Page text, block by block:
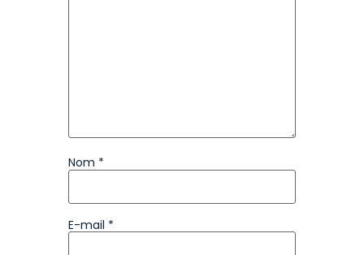
Nom *
E-mail *